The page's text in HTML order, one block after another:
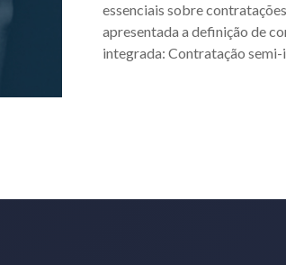
essenciais sobre
apresentada a definição de
integrada: Contratação semi-